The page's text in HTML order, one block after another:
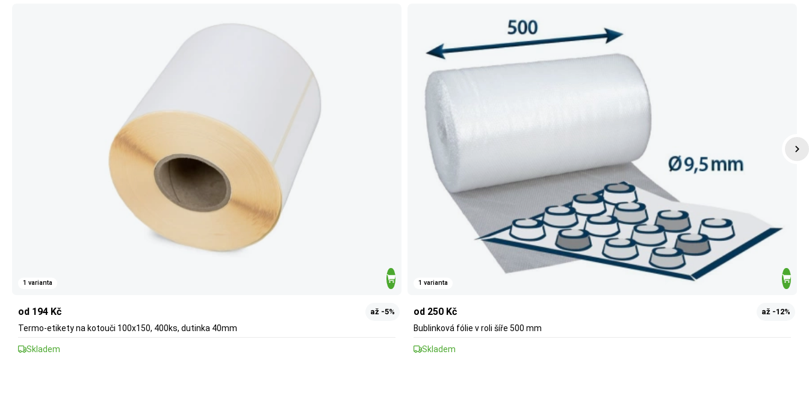
1 varianta
od 194 Kč až -5%
Termo-etikety na kotouči 100x150, 400ks, dutinka 40mm
Skladem
1 varianta
od 250 Kč až -12%
Bublinková fólie v roli šíře 500 mm
Skladem